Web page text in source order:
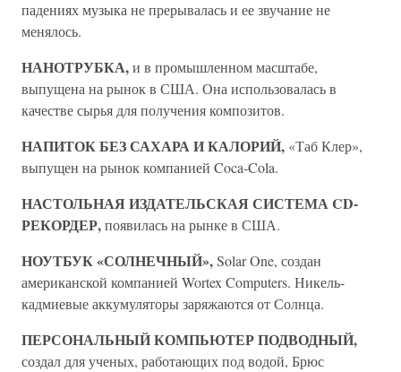
падениях музыка не прерывалась и ее звучание не
менялось.
НАНОТРУБКА,и в промышленном масштабе,
выпущена на рынок в США. Она использовалась в
качестве сырья для получения композитов.
НАПИТОК БЕЗ САХАРА И КАЛОРИЙ, «Таб Клер»,
выпущен на рынок компанией Coca-Cola.
НАСТОЛЬНАЯ ИЗДАТЕЛЬСКАЯ СИСТЕМА CD-
РЕКОРДЕР,появилась на рынке в США.
НОУТБУК «СОЛНЕЧНЫЙ»,Solar One, создан
американской компанией Wortex Computers. Никель-
кадмиевые аккумуляторы заряжаются от Солнца.
ПЕРСОНАЛЬНЫЙ КОМПЬЮТЕР ПОДВОДНЫЙ,
создал для ученых, работающих под водой, Брюс